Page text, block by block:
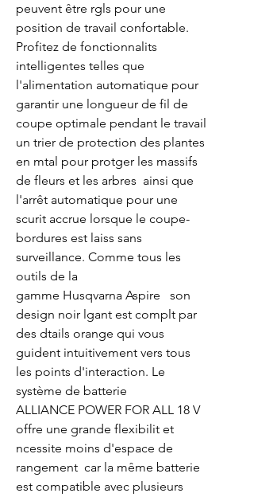
peuvent être rgls pour une
position de travail confortable.
Profitez de fonctionnalits
intelligentes telles que
l'alimentation automatique pour
garantir une longueur de fil de
coupe optimale pendant le travail
un trier de protection des plantes
en mtal pour protger les massifs
de fleurs et les arbres  ainsi que
l'arrêt automatique pour une
scurit accrue lorsque le coupe-
bordures est laiss sans
surveillance. Comme tous les
outils de la
gamme Husqvarna Aspire   son
design noir lgant est complt par
des dtails orange qui vous
guident intuitivement vers tous
les points d'interaction. Le
système de batterie
ALLIANCE POWER FOR ALL 18 V
offre une grande flexibilit et
ncessite moins d'espace de
rangement  car la même batterie
est compatible avec plusieurs